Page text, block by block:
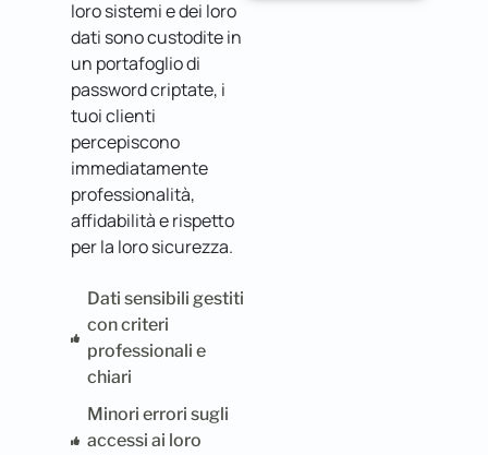
loro sistemi e dei loro
dati sono custodite in
un portafoglio di
password criptate, i
tuoi clienti
percepiscono
immediatamente
professionalità,
affidabilità e rispetto
per la loro sicurezza.
Dati sensibili gestiti
con criteri
professionali e
chiari
Minori errori sugli
accessi ai loro